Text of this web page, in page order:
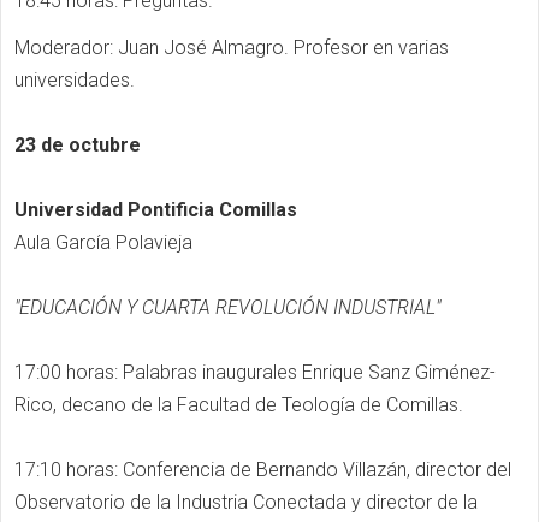
Moderador: Juan José Almagro. Profesor en varias
universidades.
23 de octubre
Universidad Pontificia Comillas
Aula García Polavieja
"EDUCACIÓN Y CUARTA REVOLUCIÓN INDUSTRIAL"
17:00 horas: Palabras inaugurales Enrique Sanz Giménez-
Rico, decano de la Facultad de Teología de Comillas.
17:10 horas: Conferencia de Bernando Villazán, director del
Observatorio de la Industria Conectada y director de la